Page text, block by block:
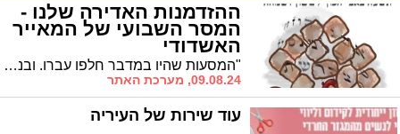
ההזדמנות האדירה שלנו -
המסר השבועי של המאייר
האשדודי
"המסעות שהיו במדבר חלפו עברו. ובני ישראל שומעים ברמזים דקים שחלילה לא יפגעו מדבריו של המנהיג הנערץ משה רבנו". המסר האקטואלי של המאייר האשדודי
09.08.24, מערכת האתר
עוד שירות של העיריה